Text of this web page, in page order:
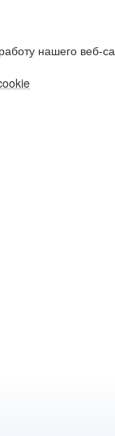
нашего веб-